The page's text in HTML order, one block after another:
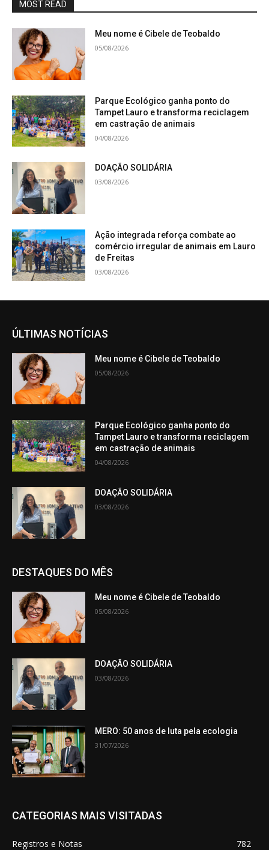
MOST READ
Meu nome é Cibele de Teobaldo
05/08/2026
Parque Ecológico ganha ponto do
Tampet Lauro e transforma reciclagem
em castração de animais
04/08/2026
DOAÇÃO SOLIDÁRIA
03/08/2026
Ação integrada reforça combate ao
comércio irregular de animais em Lauro
de Freitas
03/08/2026
ÚLTIMAS NOTÍCIAS
Meu nome é Cibele de Teobaldo
05/08/2026
Parque Ecológico ganha ponto do
Tampet Lauro e transforma reciclagem
em castração de animais
04/08/2026
DOAÇÃO SOLIDÁRIA
03/08/2026
DESTAQUES DO MÊS
Meu nome é Cibele de Teobaldo
05/08/2026
DOAÇÃO SOLIDÁRIA
03/08/2026
MERO: 50 anos de luta pela ecologia
31/07/2026
CATEGORIAS MAIS VISITADAS
Registros e Notas
782